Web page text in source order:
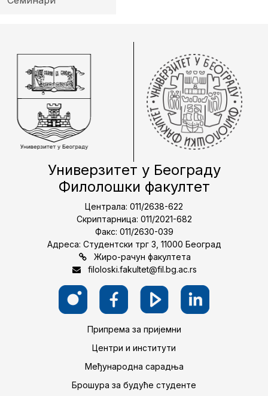
Универзитет у Београду
Филолошки факултет
Централа: 011/2638-622
Скриптарница: 011/2021-682
Факс: 011/2630-039
Адреса: Студентски трг 3, 11000 Београд
Жиро-рачун факултета
filoloski.fakultet@fil.bg.ac.rs
Припрема за пријемни
Центри и институти
Међународна сарадња
Брошура за будуће студенте